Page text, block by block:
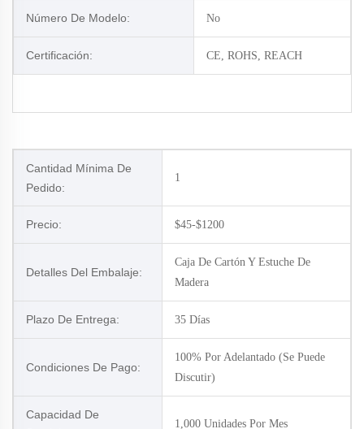
Número De Modelo: No
Certificación: CE, ROHS, REACH
Cantidad Mínima De
Pedido:
1
Precio: $45-$1200
Detalles Del Embalaje:
Caja De Cartón Y Estuche De
Madera
Plazo De Entrega: 35 Días
Condiciones De Pago:
100% Por Adelantado (Se Puede
Discutir)
Capacidad De
1,000 Unidades Por Mes